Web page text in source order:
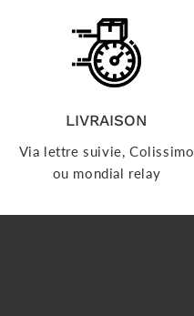
LIVRAISON
Via lettre suivie, Colissimo
ou mondial relay